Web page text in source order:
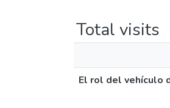
Total visits
El rol del vehículo